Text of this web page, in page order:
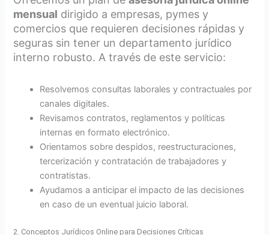
mensual dirigido a empresas, pymes y
comercios que requieren decisiones rápidas y
seguras sin tener un departamento jurídico
interno robusto. A través de este servicio:
Resolvemos consultas laborales y contractuales por
canales digitales.
Revisamos contratos, reglamentos y políticas
internas en formato electrónico.
Orientamos sobre despidos, reestructuraciones,
tercerización y contratación de trabajadores y
contratistas.
Ayudamos a anticipar el impacto de las decisiones
en caso de un eventual juicio laboral.
2. Conceptos Jurídicos Online para Decisiones Críticas